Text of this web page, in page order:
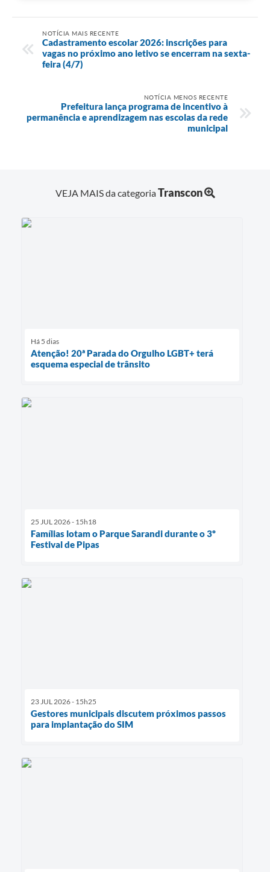
NOTÍCIA MAIS RECENTE
Cadastramento escolar 2026: inscrições para
vagas no próximo ano letivo se encerram na sexta-
feira (4/7)
NOTÍCIA MENOS RECENTE
Prefeitura lança programa de incentivo à
permanência e aprendizagem nas escolas da rede
municipal
VEJA MAIS da categoriaTranscon
Há 5 dias
Atenção! 20ª Parada do Orgulho LGBT+ terá
esquema especial de trânsito
25 JUL 2026 - 15h18
Famílias lotam o Parque Sarandi durante o 3º
Festival de Pipas
23 JUL 2026 - 15h25
Gestores municipais discutem próximos passos
para implantação do SIM